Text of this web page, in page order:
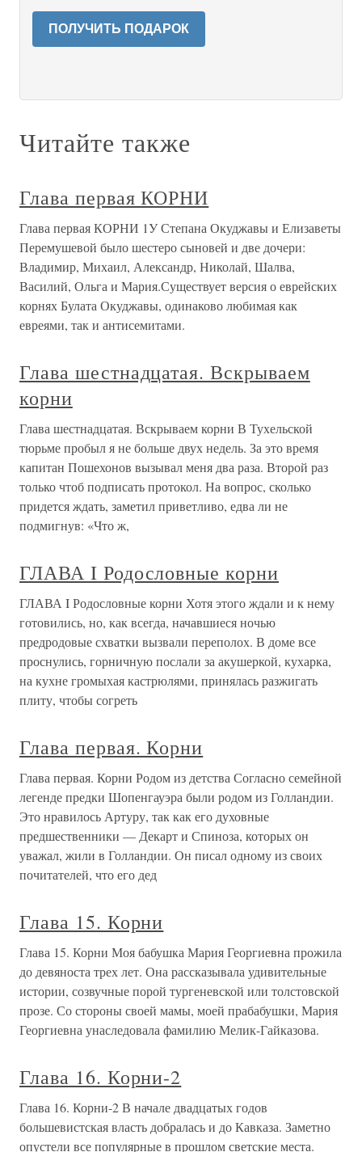
ПОЛУЧИТЬ ПОДАРОК
Читайте также
Глава первая КОРНИ
Глава первая КОРНИ 1У Степана Окуджавы и Елизаветы
Перемушевой было шестеро сыновей и две дочери:
Владимир, Михаил, Александр, Николай, Шалва,
Василий, Ольга и Мария.Существует версия о еврейских
корнях Булата Окуджавы, одинаково любимая как
евреями, так и антисемитами.
Глава шестнадцатая. Вскрываем
корни
Глава шестнадцатая. Вскрываем корни В Тухельской
тюрьме пробыл я не больше двух недель. За это время
капитан Пошехонов вызывал меня два раза. Второй раз
только чтоб подписать протокол. На вопрос, сколько
придется ждать, заметил приветливо, едва ли не
подмигнув: «Что ж,
ГЛАВА I Родословные корни
ГЛАВА I Родословные корни Хотя этого ждали и к нему
готовились, но, как всегда, начавшиеся ночью
предродовые схватки вызвали переполох. В доме все
проснулись, горничную послали за акушеркой, кухарка,
на кухне громыхая кастрюлями, принялась разжигать
плиту, чтобы согреть
Глава первая. Корни
Глава первая. Корни Родом из детства Согласно семейной
легенде предки Шопенгауэра были родом из Голландии.
Это нравилось Артуру, так как его духовные
предшественники — Декарт и Спиноза, которых он
уважал, жили в Голландии. Он писал одному из своих
почитателей, что его дед
Глава 15. Корни
Глава 15. Корни Моя бабушка Мария Георгиевна прожила
до девяноста трех лет. Она рассказывала удивительные
истории, созвучные порой тургеневской или толстовской
прозе. Со стороны своей мамы, моей прабабушки, Мария
Георгиевна унаследовала фамилию Мелик-Гайказова.
Глава 16. Корни-2
Глава 16. Корни-2 В начале двадцатых годов
большевистская власть добралась и до Кавказа. Заметно
опустели все популярные в прошлом светские места.